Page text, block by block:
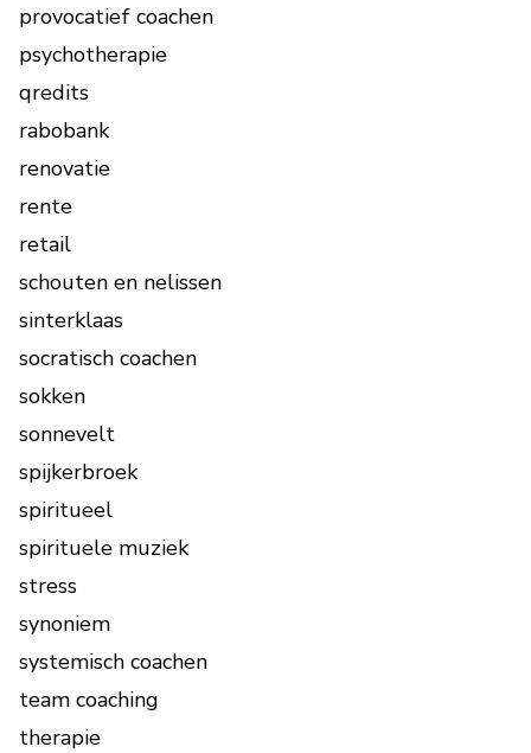
provocatief coachen
psychotherapie
qredits
rabobank
renovatie
rente
retail
schouten en nelissen
sinterklaas
socratisch coachen
sokken
sonnevelt
spijkerbroek
spiritueel
spirituele muziek
stress
synoniem
systemisch coachen
team coaching
therapie